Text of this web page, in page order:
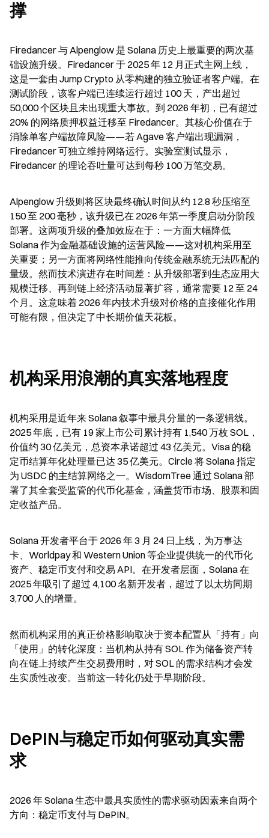
撑
Firedancer 与 Alpenglow 是 Solana 历史上最重要的两次基
础设施升级。Firedancer 于 2025 年 12 月正式主网上线，
这是一套由 Jump Crypto 从零构建的独立验证者客户端。在
测试阶段，该客户端已连续运行超过 100 天，产出超过
50,000 个区块且未出现重大事故。到 2026 年初，已有超过
20% 的网络质押权益迁移至 Firedancer。其核心价值在于
消除单客户端故障风险——若 Agave 客户端出现漏洞，
Firedancer 可独立维持网络运行。实验室测试显示，
Firedancer 的理论吞吐量可达到每秒 100 万笔交易。
Alpenglow 升级则将区块最终确认时间从约 12.8 秒压缩至
150 至 200 毫秒，该升级已在 2026 年第一季度启动分阶段
部署。这两项升级的叠加效应在于：一方面大幅降低
Solana 作为金融基础设施的运营风险——这对机构采用至
关重要；另一方面将网络性能推向传统金融系统无法匹配的
量级。然而技术演进存在时间差：从升级部署到生态应用大
规模迁移、再到链上经济活动显著扩容，通常需要 12 至 24
个月。这意味着 2026 年内技术升级对价格的直接催化作用
可能有限，但决定了中长期价值天花板。
机构采用浪潮的真实落地程度
机构采用是近年来 Solana 叙事中最具分量的一条逻辑线。
2025 年底，已有 19 家上市公司累计持有 1,540 万枚 SOL，
价值约 30 亿美元，总资本承诺超过 43 亿美元。Visa 的稳
定币结算年化处理量已达 35 亿美元。Circle 将 Solana 指定
为 USDC 的主结算网络之一。WisdomTree 通过 Solana 部
署了其全套受监管的代币化基金，涵盖货币市场、股票和固
定收益产品。
Solana 开发者平台于 2026 年 3 月 24 日上线，为万事达
卡、Worldpay 和 Western Union 等企业提供统一的代币化
资产、稳定币支付和交易 API。在开发者层面，Solana 在
2025 年吸引了超过 4,100 名新开发者，超过了以太坊同期
3,700 人的增量。
然而机构采用的真正价格影响取决于资本配置从「持有」向
「使用」的转化深度：当机构从持有 SOL 作为储备资产转
向在链上持续产生交易费用时，对 SOL 的需求结构才会发
生实质性改变。当前这一转化仍处于早期阶段。
DePIN与稳定币如何驱动真实需
求
2026 年 Solana 生态中最具实质性的需求驱动因素来自两个
方向：稳定币支付与 DePIN。